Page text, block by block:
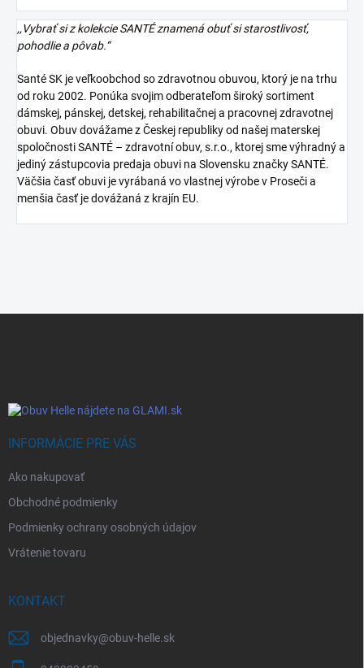
,,Vybrať si z kolekcie SANTÉ znamená obuť si starostlivosť,
pohodlie a pôvab.“
Santé SK je veľkoobchod so zdravotnou obuvou, ktorý je na trhu
od roku 2002. Ponúka svojim odberateľom široký sortiment
dámskej, pánskej, detskej, rehabilitačnej a pracovnej zdravotnej
obuvi. Obuv dovážame z Českej republiky od našej materskej
spoločnosti SANTÉ – zdravotní obuv, s.r.o., ktorej sme výhradný a
jediný zástupcovia predaja obuvi na Slovensku značky SANTÉ.
Väčšia časť obuvi je vyrábaná vo vlastnej výrobe v Proseči a
menšia časť je dovážaná z krajín EU.
INFORMÁCIE PRE VÁS
Ako nakupovať
Obchodné podmienky
Podmienky ochrany osobných údajov
Vrátenie tovaru
KONTAKT
objednavky@obuv-helle.sk